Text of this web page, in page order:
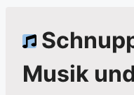
Musik